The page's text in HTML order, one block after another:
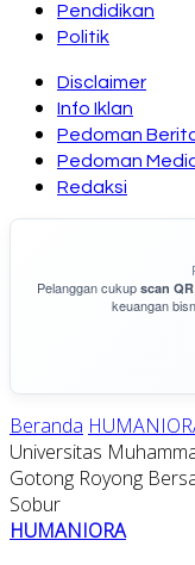
Pendidikan
Politik
Disclaimer
Info Iklan
Pedoman
Pedoman
Redaksi
Pelanggan cukup scan
keuangan
Beranda
Universitas
Gotong Royong
Sobur
HUMANIORA